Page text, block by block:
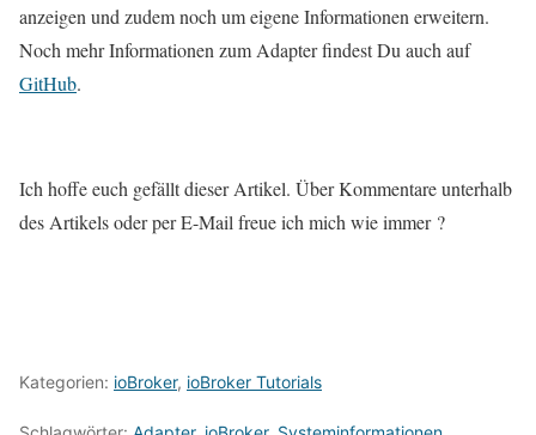
anzeigen und zudem noch um eigene Informationen erweitern.
Noch mehr Informationen zum Adapter findest Du auch auf
GitHub.
Ich hoffe euch gefällt dieser Artikel. Über Kommentare unterhalb
des Artikels oder per E-Mail freue ich mich wie immer ?
Kategorien: ioBroker, ioBroker Tutorials